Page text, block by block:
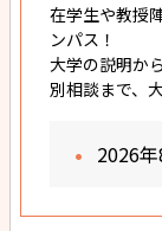
在学生や教授
ンパス！
大学の説明か
別相談まで、
2026年